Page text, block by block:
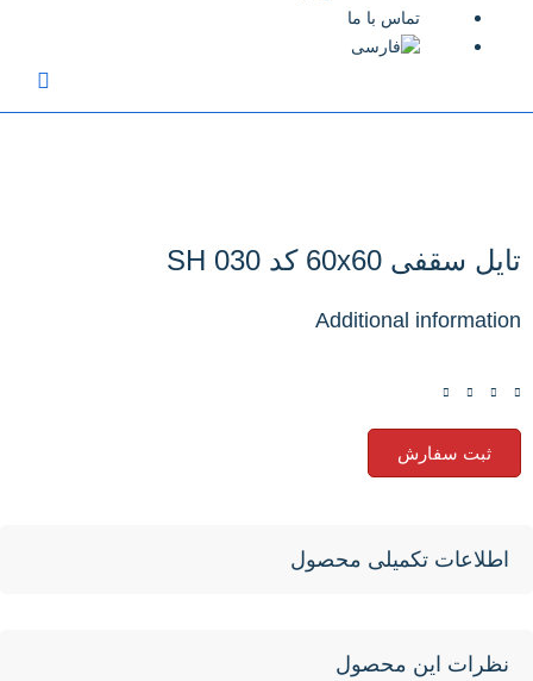
تماس با ما
تایل سقفی 60x60 کد SH 030
Additional information
ثبت سفارش
اطلاعات تکمیلی محصول
نظرات این محصول